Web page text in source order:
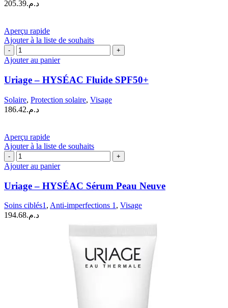
Crème
ML
د.م.205.39
Aperçu rapide
Ajouter à la liste de souhaits
quantité
de
–
HYSÉAC
Fluide
SPF50+
Ajouter au panier
Uriage – HYSÉAC Fluide SPF50+
Solaire, Protection solaire, Visage
د.م.186.42
Aperçu rapide
Ajouter à la liste de souhaits
quantité
de
–
HYSÉAC
Sérum
Peau
Neuve
Ajouter au panier
Uriage – HYSÉAC Sérum Peau Neuve
Soins ciblés1 , Anti-imperfections 1 , Visage
د.م.194.68